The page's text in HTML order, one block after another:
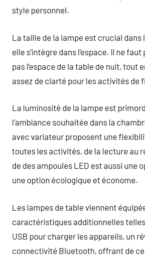
style personnel.
La taille de la lampe est crucial dans
elle s’intègre dans l’espace. Il ne faut
pas l’espace de la table de nuit, tout
assez de clarté pour les activités de
La luminosité de la lampe est
l’ambiance souhaitée dans la
avec variateur proposent une
toutes les activités, de la lecture au
de des ampoules LED est aussi une
une option écologique et économe.
Les lampes de table viennent
caractéristiques additionnelles
USB pour charger les appareils, un
connectivité Bluetooth, offrant de